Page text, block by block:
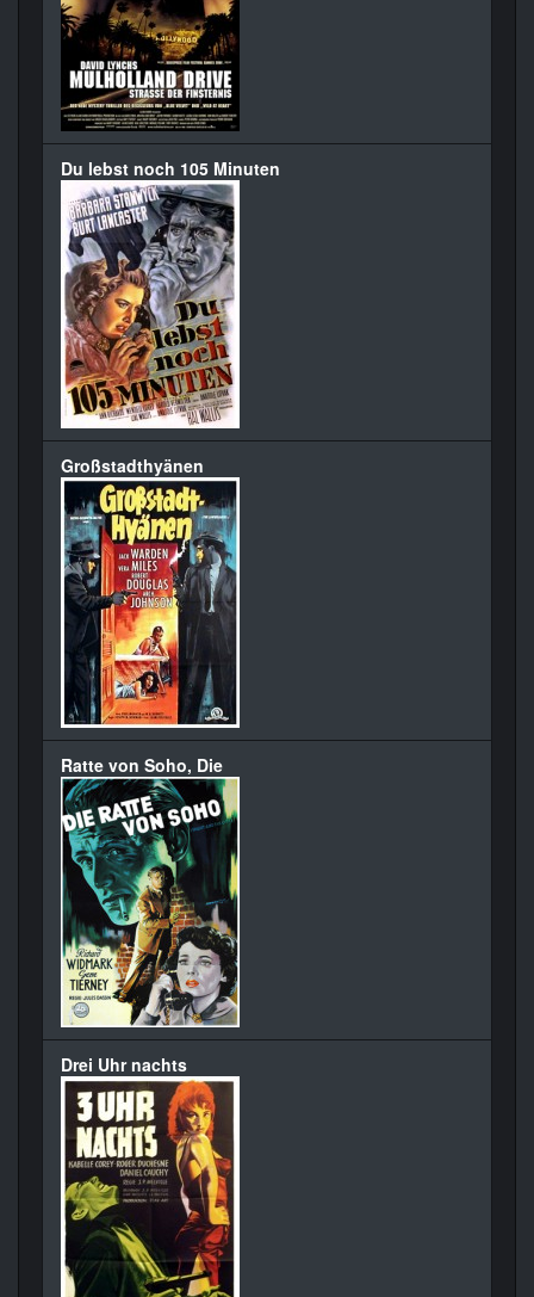
Du lebst noch 105 Minuten
Großstadthyänen
Ratte von Soho, Die
Drei Uhr nachts